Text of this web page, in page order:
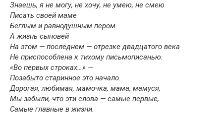
Знаешь, я не могу, не хочу, не умею, не смею
Писать своей маме
Беглым и равнодушным пером.
А жизнь сыновей
На этом — последнем — отрезке двадцатого века
Не приспособлена к тихому письмописанью.
«Во первых строках…» —
Позабыто старинное это начало.
Дорогая, любимая, мамочка, мама, мамуся,
Мы забыли, что эти слова — самые первые,
Самые главные в жизни.